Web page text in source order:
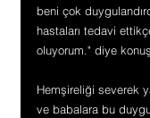
beni çok
hastaları tedavi
oluyorum." diye
Hemşireliği severek
ve babalara bu